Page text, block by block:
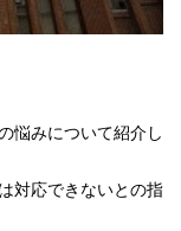
悩みについて紹介し
対応できないとの指